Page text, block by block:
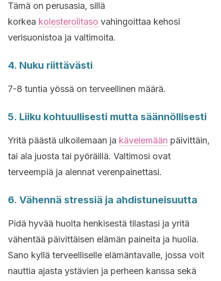
Tämä on perusasia, sillä
korkea kolesterolitaso vahingoittaa kehosi
verisuonistoa ja valtimoita.
4. Nuku riittävästi
7-8 tuntia yössä on terveellinen määrä.
5. Liiku kohtuullisesti mutta säännöllisesti
Yritä päästä ulkoilemaan ja kävelemään päivittäin,
tai ala juosta tai pyöräillä. Valtimosi ovat
terveempiä ja alennat verenpainettasi.
6. Vähennä stressiä ja ahdistuneisuutta
Pidä hyvää huolta henkisestä tilastasi ja yritä
vähentää päivittäisen elämän paineita ja huolia.
Sano kyllä terveelliselle elämäntavalle, jossa voit
nauttia ajasta ystävien ja perheen kanssa sekä